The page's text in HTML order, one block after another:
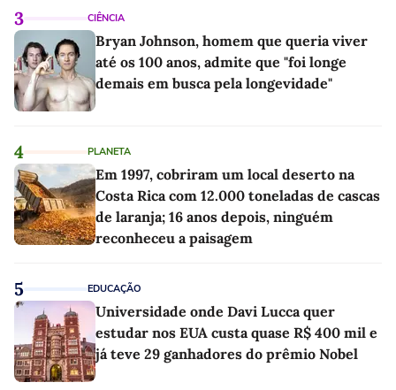
3 CIÊNCIA
Bryan Johnson, homem que queria viver
até os 100 anos, admite que "foi longe
demais em busca pela longevidade"
4 PLANETA
Em 1997, cobriram um local deserto na
Costa Rica com 12.000 toneladas de cascas
de laranja; 16 anos depois, ninguém
reconheceu a paisagem
5 EDUCAÇÃO
Universidade onde Davi Lucca quer
estudar nos EUA custa quase R$ 400 mil e
já teve 29 ganhadores do prêmio Nobel